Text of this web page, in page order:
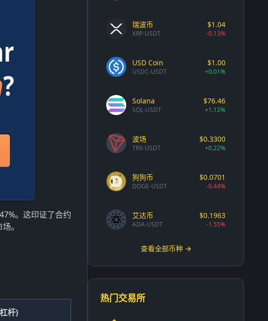
。这印证了合约
。
杆)
瑞波币
XRP-USDT
$1.04
-0.13%
USD Coin
USDC-USDT
$1.00
+0.01%
Solana
SOL-USDT
$76.46
+1.12%
波场
TRX-USDT
$0.3300
+0.22%
狗狗币
DOGE-USDT
$0.0701
-0.44%
艾达币
ADA-USDT
$0.1963
-1.55%
查看全部币种 →
热门交易所